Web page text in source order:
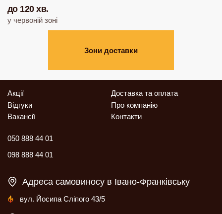
до 120 хв.
у червоній зоні
Зони доставки
Акції
Доставка та оплата
Відгуки
Про компанію
Вакансії
Контакти
050 888 44 01
098 888 44 01
Адреса самовиносу в Івано-Франківську
вул. Йосипа Сліпого 43/5